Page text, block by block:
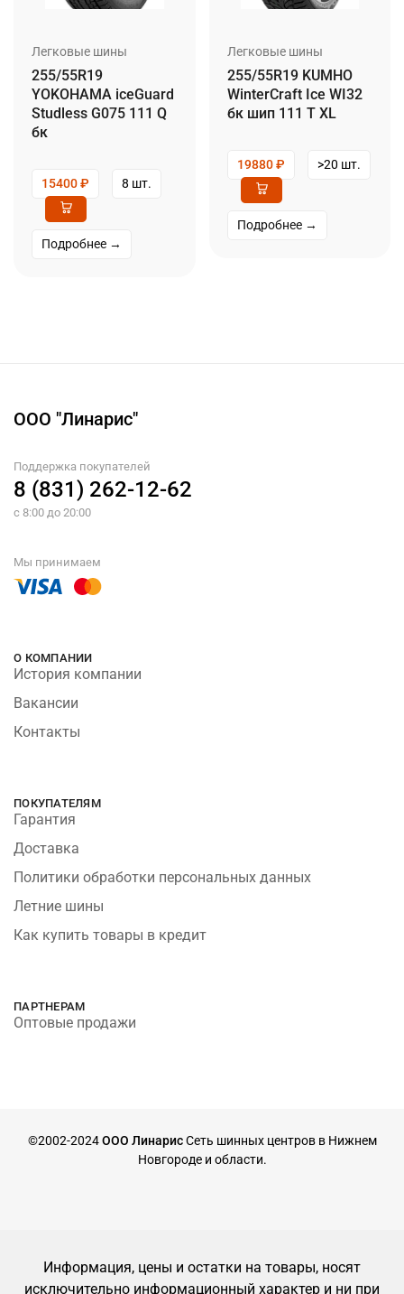
Легковые шины
255/55R19
YOKOHAMA iceGuard
Studless G075 111 Q
бк
15400₽ 8 шт.
Подробнее →
Легковые шины
255/55R19 KUMHO
WinterCraft Ice WI32
бк шип 111 T XL
19880₽ >20 шт.
Подробнее →
ООО "Линарис"
Поддержка покупателей
8 (831) 262-12-62
с 8:00 до 20:00
Мы принимаем
О КОМПАНИИ
История компании
Вакансии
Контакты
ПОКУПАТЕЛЯМ
Гарантия
Доставка
Политики обработки персональных данных
Летние шины
Как купить товары в кредит
ПАРТНЕРАМ
Оптовые продажи
©2002-2024ООО ЛинарисСеть шинных центров в Нижнем
Новгороде и области.
Информация, цены и остатки на товары, носят
исключительно информационный характер и ни при